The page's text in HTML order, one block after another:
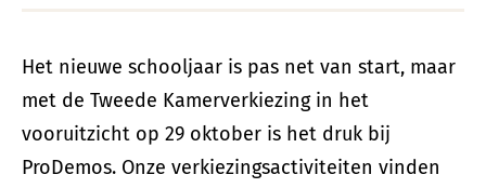
Het nieuwe schooljaar is pas net van start, maar
met de Tweede Kamerverkiezing in het
vooruitzicht op 29 oktober is het druk bij
ProDemos. Onze verkiezingsactiviteiten vinden